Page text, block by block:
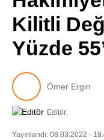
Kilitli
Yüzde
Ömer Ergin
Editör:
Yayınlandı: 08.03.2022 -